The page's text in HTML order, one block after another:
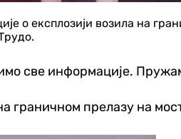
о експлозији возила на
све информације.
граничном прелазу на